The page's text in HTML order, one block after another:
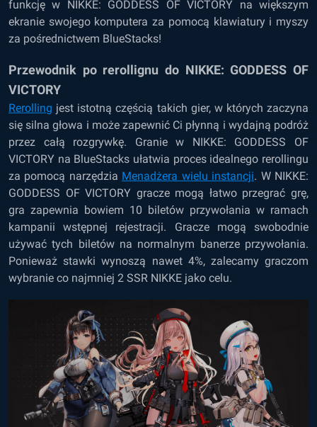
funkcję w NIKKE: GODDESS OF VICTORY na większym
ekranie swojego komputera za pomocą klawiatury i myszy
za pośrednictwem BlueStacks!
Przewodnik po rerollignu do NIKKE: GODDESS OF
VICTORY
Rerolling jest istotną częścią takich gier, w których zaczyna
się silna głowa i może zapewnić Ci płynną i wydajną podróż
przez całą rozgrywkę. Granie w NIKKE: GODDESS OF
VICTORY na BlueStacks ułatwia proces idealnego rerollingu
za pomocą narzędzia Menadżera wielu instancji. W NIKKE:
GODDESS OF VICTORY gracze mogą łatwo przegrać grę,
gra zapewnia bowiem 10 biletów przywołania w ramach
kampanii wstępnej rejestracji. Gracze mogą swobodnie
używać tych biletów na normalnym banerze przywołania.
Ponieważ stawki wynoszą nawet 4%, zalecamy graczom
wybranie co najmniej 2 SSR NIKKE jako celu.